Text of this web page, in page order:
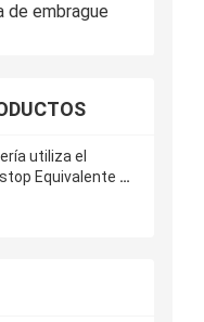
de embrague
utiliza el
Equivalente a